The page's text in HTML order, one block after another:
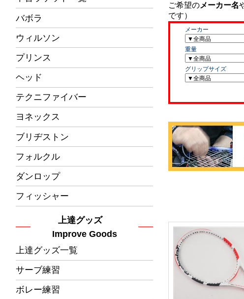
バボラ
ウィルソン
プリンス
ヘッド
テクニファイバー
ヨネックス
ブリヂストン
フォルクル
ダンロップ
フィッシャー
上達グッズ
Improve Goods
上達グッズ一覧
サーブ練習
ボレー練習